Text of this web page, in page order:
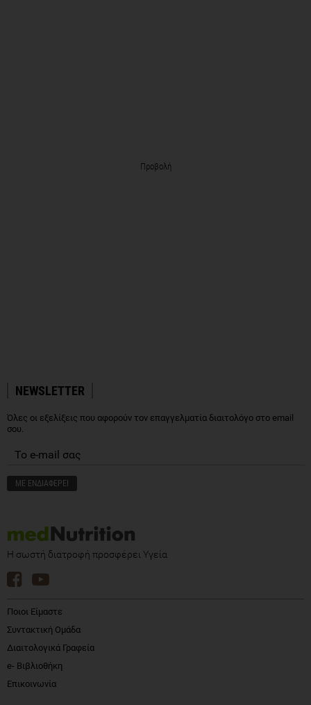
Προβολή
NEWSLETTER
Όλες οι εξελίξεις που αφορούν τον επαγγελματία διαιτολόγο στο email
σου.
Η σωστή διατροφή προσφέρει Υγεία
Ποιοι Είμαστε
Συντακτική Ομάδα
Διαιτολογικά Γραφεία
e- Βιβλιοθήκη
Επικοινωνία